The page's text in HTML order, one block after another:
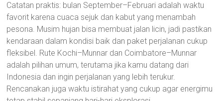
Catatan praktis: bulan September–Februari adalah waktu
favorit karena cuaca sejuk dan kabut yang menambah
pesona. Musim hujan bisa membuat jalan licin, jadi pastikan
kendaraan dalam kondisi baik dan paket perjalanan cukup
fleksibel. Rute Kochi–Munnar dan Coimbatore–Munnar
adalah pilihan umum, terutama jika kamu datang dari
Indonesia dan ingin perjalanan yang lebih terukur.
Rencanakan juga waktu istirahat yang cukup agar energimu